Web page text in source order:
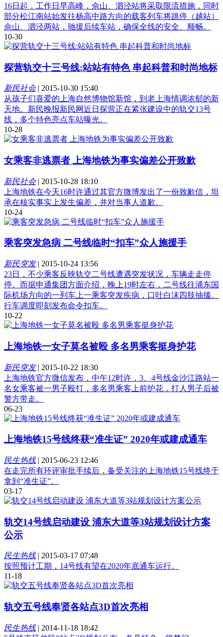
16日起，工作日早高峰，佘山、泗泾站将采取限流措施，同时
部分松江南站始发往杨高中路方向的载客列车将跳停（越站）
佘山、泗泾两站，驰援后续车站，确保全线的安全、顺畅。
10-30
探营轨交十三号线:站站有特色 串起科普和时尚地标
新民社会| 2015-10-30 15:40
从孩子们喜爱的上海自然博物馆新馆，到老上海情调浓郁的新
天地。新民晚报新民网近日探营正在紧张建设中的轨交13号
线，多个特色亮点车站曝光。
10-28
女乘客非逃票者 上海地铁为事实偏差公开致歉
新民社会| 2015-10-28 18:10
上海地铁在今天16时许通过其官方微博发出了一份致歉信，坦
承在核实事实上发生偏差，并对当事人道歉。
10-24
乘客突发急病 二号线临时“扣车”众人施援手
新民突发| 2015-10-24 13:56
23日，不少乘客反映轨交二号线遭遇突发状况，车辆走走停
停。而据申通集团方面介绍，晚上19时左右，二号线往浦东国
际机场方向的一列车上一乘客突发疾病，口吐白沫四肢抽搐。
行车调度即刻发布命令扣车。
10-22
上海地铁一女子莫名被殴 多名男乘客挺身护花
新民突发| 2015-10-22 18:30
上海地铁官方微信发布，中午12时许，3、4号线金沙江路站一
名女乘客被一男子殴打，多名男乘客上前护花，打人男子后被
警方带走。
06-23
上海地铁15号线终获“准生证” 2020年或建成通车
民生热线| 2015-06-23 12:46
在走完所有环评审批手续后，备受关注的上海地铁15号线终于
拿到“准生证”。
03-17
轨交14号线启动建设 浦东大道等3站规划设计方案
公示
民生热线| 2015-03-17 07:48
按照预计工期，14号线有望在2020年底通车运行。
11-18
轨交五号线奉贤各站点3D首次亮相
民生热线| 2014-11-18 18:42